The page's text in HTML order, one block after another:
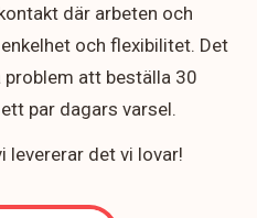
där arbeten och
och flexibilitet. Det
problem att beställa 30
par dagars varsel.
levererar det vi lovar!